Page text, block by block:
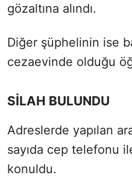
gözaltına alındı.
Diğer şüphelinin ise
cezaevinde olduğu
SİLAH BULUNDU
Adreslerde yapılan
sayıda cep telefonu
konuldu.